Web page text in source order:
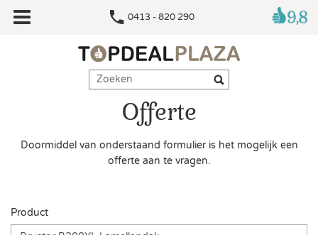
0413 - 820 290
Offerte
Doormiddel van onderstaand formulier is het mogelijk een
offerte aan te vragen.
Product